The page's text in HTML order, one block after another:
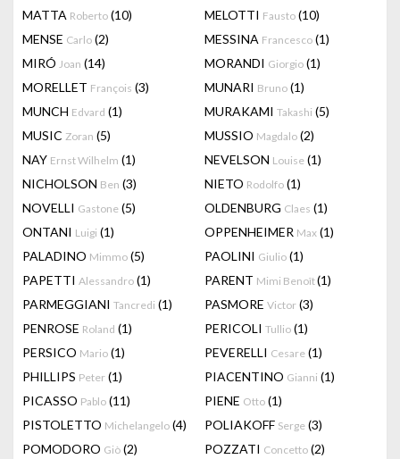
MATTA Roberto (10) MELOTTI Fausto (10)
MENSE Carlo (2) MESSINA Francesco (1)
MIRÓ Joan (14) MORANDI Giorgio (1)
MORELLET François (3) MUNARI Bruno (1)
MUNCH Edvard (1) MURAKAMI Takashi (5)
MUSIC Zoran (5) MUSSIO Magdalo (2)
NAY Ernst Wilhelm (1) NEVELSON Louise (1)
NICHOLSON Ben (3) NIETO Rodolfo (1)
NOVELLI Gastone (5) OLDENBURG Claes (1)
ONTANI Luigi (1) OPPENHEIMER Max (1)
PALADINO Mimmo (5) PAOLINI Giulio (1)
PAPETTI Alessandro (1) PARENT Mimi Benoît(1)
PARMEGGIANI Tancredi (1) PASMORE Victor (3)
PENROSE Roland (1) PERICOLI Tullio (1)
PERSICO Mario (1) PEVERELLI Cesare (1)
PHILLIPS Peter (1) PIACENTINO Gianni (1)
PICASSO Pablo (11) PIENE Otto (1)
PISTOLETTO Michelangelo (4) POLIAKOFF Serge (3)
POMODORO Giò (2) POZZATI Concetto (2)